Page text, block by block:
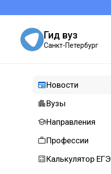
Гид вуз
Санкт-Петербург
Новости
Вузы
Направления
Профессии
Калькулятор ЕГЭ